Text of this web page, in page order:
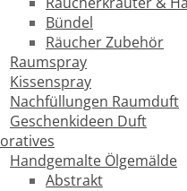
Bündel
Räucher Zubehör
Raumspray
Kissenspray
Nachfüllungen Raumduft
Geschenkideen Duft
Handgemalte Ölgemälde
Abstrakt